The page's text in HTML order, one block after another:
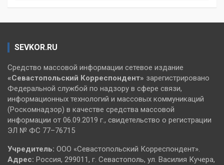
SEVKOR.RU
Средство массовой информации сетевое издание
«Севастопольский Корреспондент» зарегистрировано
Федеральной службой по надзору в сфере связи,
информационных технологий и массовых коммуникаций
(Роскомнадзор) в качестве средства массовой
информации от 06.09.2019 г., свидетельство о регистрации
ЭЛ № ФС 77–76715
Учредитель: ООО «Севастопольский Корреспондент».
Адрес: Россия, 299011, г. Севастополь, ул. Василия Кучера,